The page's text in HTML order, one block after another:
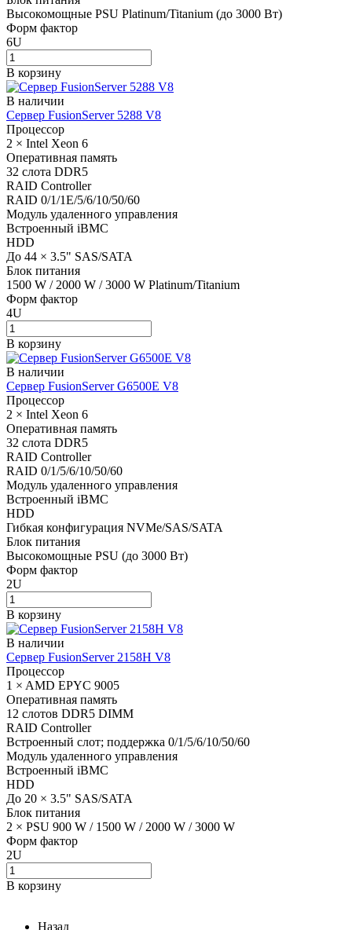
Высокомощные PSU Platinum/Titanium (до 3000 Вт)
Форм фактор
6U
В корзину
В наличии
Сервер FusionServer 5288 V8
Процессор
2 × Intel Xeon 6
Оперативная память
32 слота DDR5
RAID Controller
RAID 0/1/1E/5/6/10/50/60
Модуль удаленного управления
Встроенный iBMC
HDD
До 44 × 3.5" SAS/SATA
Блок питания
1500 W / 2000 W / 3000 W Platinum/Titanium
Форм фактор
4U
В корзину
В наличии
Сервер FusionServer G6500E V8
Процессор
2 × Intel Xeon 6
Оперативная память
32 слота DDR5
RAID Controller
RAID 0/1/5/6/10/50/60
Модуль удаленного управления
Встроенный iBMC
HDD
Гибкая конфигурация NVMe/SAS/SATA
Блок питания
Высокомощные PSU (до 3000 Вт)
Форм фактор
2U
В корзину
В наличии
Сервер FusionServer 2158H V8
Процессор
1 × AMD EPYC 9005
Оперативная память
12 слотов DDR5 DIMM
RAID Controller
Встроенный слот; поддержка 0/1/5/6/10/50/60
Модуль удаленного управления
Встроенный iBMC
HDD
До 20 × 3.5" SAS/SATA
Блок питания
2 × PSU 900 W / 1500 W / 2000 W / 3000 W
Форм фактор
2U
В корзину
Назад